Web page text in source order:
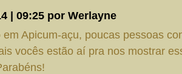
| 09:25 por Werlayne
em Apicum-açu, poucas pessoas
vocês estão aí pra nos mostrar